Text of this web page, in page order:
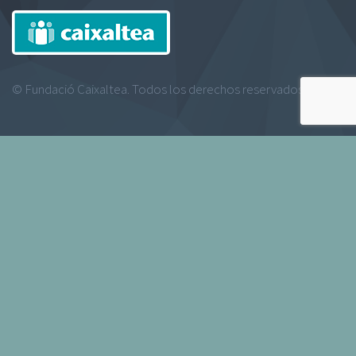
© Fundació Caixaltea. Todos los derechos reservados